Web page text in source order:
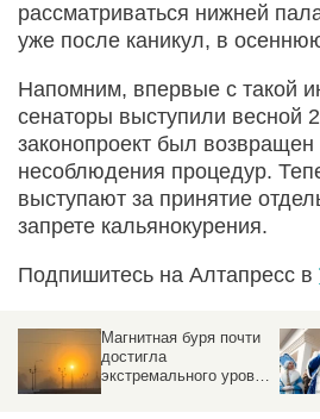
рассматриваться нижней
уже после каникул, в
Напомним, впервые с такой
сенаторы выступили весной
законопроект был возвращен
несоблюдения процедур.
выступают за принятие
запрете кальянокурения.
Подпишитесь на Алтапресс в
В барнаульском парке
«Изумрудный» пройдет
забег Дедов Морозов и